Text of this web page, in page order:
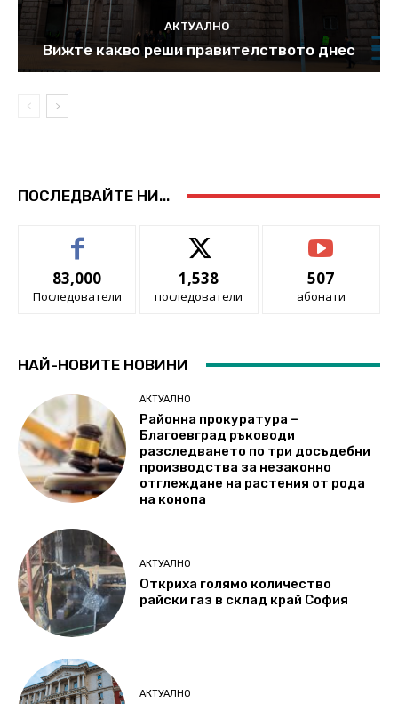
АКТУАЛНО
Вижте какво реши правителството днес
ПОСЛЕДВАЙТЕ НИ...
83,000
Последователи
1,538
последователи
507
абонати
НАЙ-НОВИТЕ НОВИНИ
АКТУАЛНО
Районна прокуратура –
Благоевград ръководи
разследването по три досъдебни
производства за незаконно
отглеждане на растения от рода
на конопа
АКТУАЛНО
Откриха голямо количество
райски газ в склад край София
АКТУАЛНО